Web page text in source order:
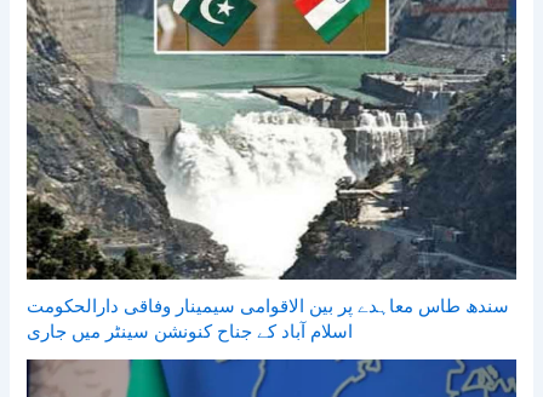
سندھ طاس معاہدے پر بین الاقوامی سیمینار وفاقی دارالحکومت
اسلام آباد کے جناح کنونشن سینٹر میں جاری